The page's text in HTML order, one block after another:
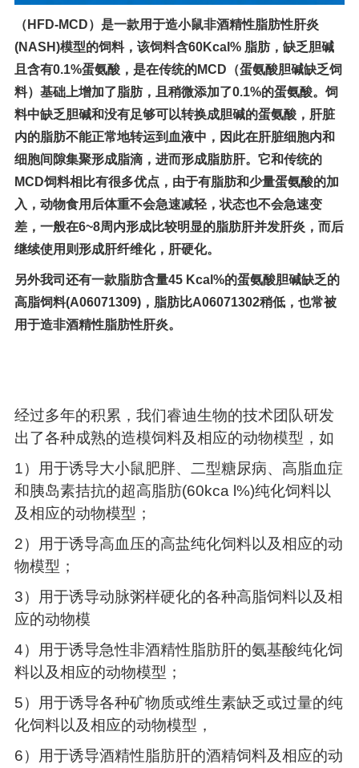
（HFD-MCD）是一款用于造小鼠非酒精性脂肪性肝炎
(NASH)模型的饲料，该饲料含60Kcal% 脂肪，缺乏胆碱
且含有0.1%蛋氨酸，是在传统的MCD（蛋氨酸胆碱缺乏饲
料）基础上增加了脂肪，且稍微添加了0.1%的蛋氨酸。饲
料中缺乏胆碱和没有足够可以转换成胆碱的蛋氨酸，肝脏
内的脂肪不能正常地转运到血液中，因此在肝脏细胞内和
细胞间隙集聚形成脂滴，进而形成脂肪肝。它和传统的
MCD饲料相比有很多优点，由于有脂肪和少量蛋氨酸的加
入，动物食用后体重不会急速减轻，状态也不会急速变
差，一般在6~8周内形成比较明显的脂肪肝并发肝炎，而后
继续使用则形成肝纤维化，肝硬化。
另外我司还有一款脂肪含量45 Kcal%的蛋氨酸胆碱缺乏的
高脂饲料(A06071309)，脂肪比A06071302稍低，也常被
用于造非酒精性脂肪性肝炎。
经过多年的积累，我们睿迪生物的技术团队研发
出了各种成熟的造模饲料及相应的动物模型，如
1）用于诱导大小鼠肥胖、二型糖尿病、高脂血症
和胰岛素拮抗的超高脂肪(60kca l%)纯化饲料以
及相应的动物模型；
2）用于诱导高血压的高盐纯化饲料以及相应的动
物模型；
3）用于诱导动脉粥样硬化的各种高脂饲料以及相
应的动物模
4）用于诱导急性非酒精性脂肪肝的氨基酸纯化饲
料以及相应的动物模型；
5）用于诱导各种矿物质或维生素缺乏或过量的纯
化饲料以及相应的动物模型，
6）用于诱导酒精性脂肪肝的酒精饲料及相应的动